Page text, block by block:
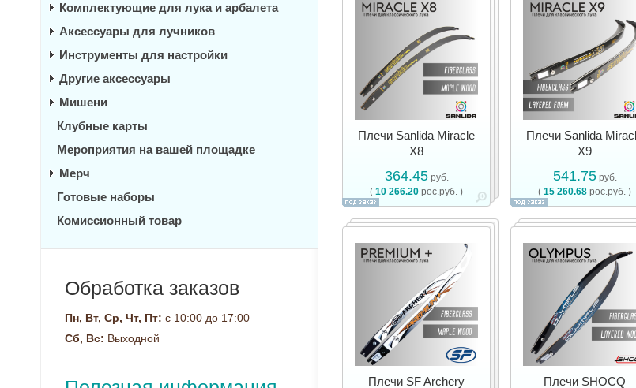
Плечи Sanlida Miracle
X8
364.45руб.
( 10 266.20 рос.руб. )
Плечи Sanlida
X9
541.75руб.
( 15 260.68 рос.руб. )
Плечи SF Archery
Плечи SHOCQ
Комплектующие для лука и арбалета
Аксессуары для лучников
Инструменты для настройки
Другие аксессуары
Мишени
Клубные карты
Мероприятия на вашей площадке
Мерч
Готовые наборы
Комиссионный товар
Обработка заказов
Пн, Вт, Ср, Чт, Пт: с 10:00 до 17:00
Сб, Вс: Выходной